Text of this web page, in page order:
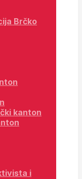
Brčko
kanton
i